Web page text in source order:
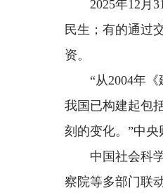
2025年12月
民生；有的通过
资。
“从2004年
我国已构建起包
刻的变化。”中央
中国社会科
察院等多部门联